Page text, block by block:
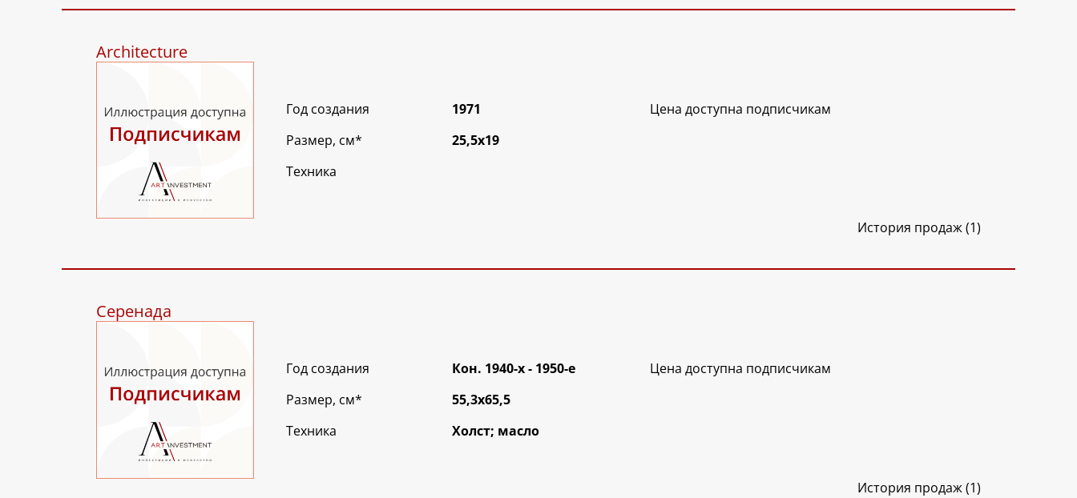
Architecture
Год создания
1971
Размер, см*
25,5х19
Техника
Цена доступна подписчикам
История продаж (1)
Серенада
Год создания
Кон. 1940-х - 1950-е
Размер, см*
55,3х65,5
Техника
Холст; масло
Цена доступна подписчикам
История продаж (1)